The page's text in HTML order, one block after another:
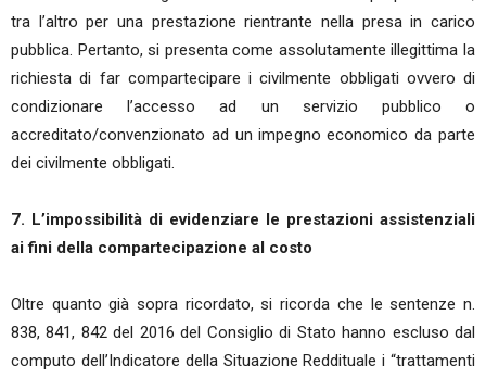
tra l’altro per una prestazione rientrante nella presa in carico
pubblica. Pertanto, si presenta come assolutamente illegittima la
richiesta di far compartecipare i civilmente obbligati ovvero di
condizionare l’accesso ad un servizio pubblico o
accreditato/convenzionato ad un impegno economico da parte
dei civilmente obbligati.
7. L’impossibilità di evidenziare le prestazioni assistenziali
ai fini della compartecipazione al costo
Oltre quanto già sopra ricordato, si ricorda che le sentenze n.
838, 841, 842 del 2016 del Consiglio di Stato hanno escluso dal
computo dell’Indicatore della Situazione Reddituale i “trattamenti